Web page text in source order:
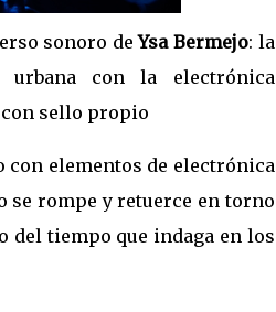
sonoro deYsa Bermejo: la
con la electrónica
sello propio
con elementos de electrónica
se rompe y retuerce en torno
del tiempo que indaga en los